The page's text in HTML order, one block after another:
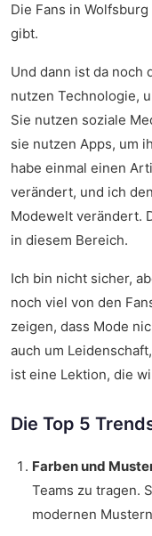
Die Fans in
gibt.
Und dann ist da noch
nutzen Technologie,
Sie nutzen soziale
sie nutzen Apps, um
habe einmal einen
verändert, und ich
Modewelt verändert.
in diesem Bereich.
Ich bin nicht sicher,
noch viel von den
zeigen, dass Mode
auch um
ist eine Lektion, die
Die Top 5
Farben und
Teams zu tragen.
modernen